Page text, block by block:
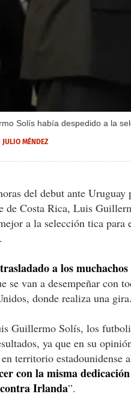
Solís había despedido a la
JULIO MÉNDEZ
del debut ante
de Costa Rica, Luis
a la selección tica
a los
se van a desempeñar con
donde realiza una gira.
Guillermo Solís, los
ya que en su
territorio estadounidense
con la misma
Irlanda”.